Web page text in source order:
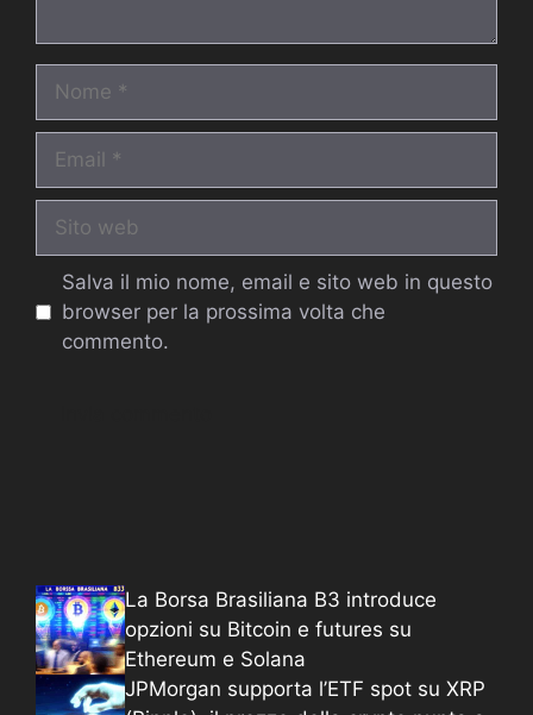
web
Salva il mio nome, email e sito web in questo
browser per la prossima volta che
commento.
La Borsa Brasiliana B3 introduce
opzioni su Bitcoin e futures su
Ethereum e Solana
JPMorgan supporta l’ETF spot su XRP